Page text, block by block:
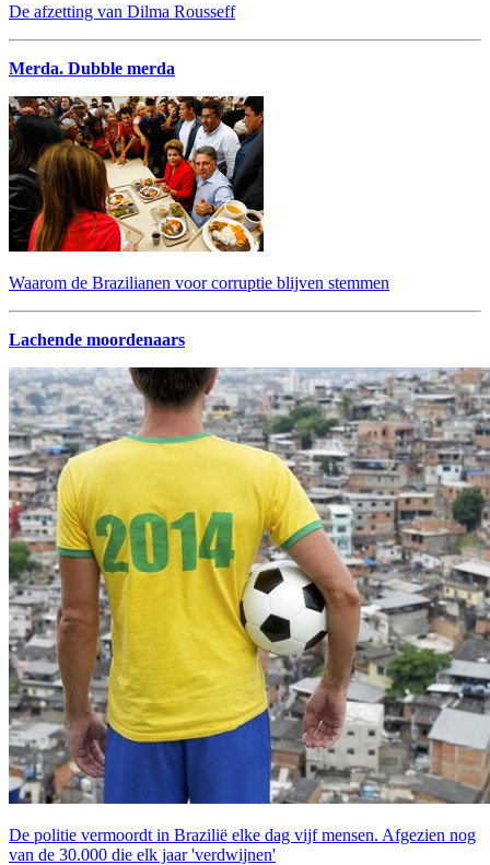
De afzetting van Dilma Rousseff
Merda. Dubble merda
Waarom de Brazilianen voor corruptie blijven stemmen
Lachende moordenaars
De politie vermoordt in Brazilië elke dag vijf mensen. Afgezien nog
van de 30.000 die elk jaar 'verdwijnen'